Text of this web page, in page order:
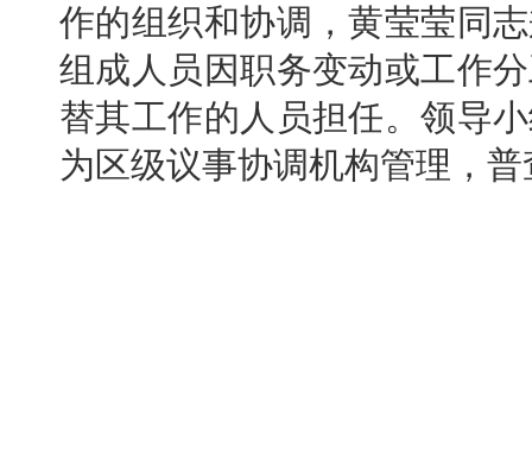
作的组织和协调，黄莹莹同
组成人员因职务变动或工作
替其工作的人员担任。领导
为区级议事协调机构管理，